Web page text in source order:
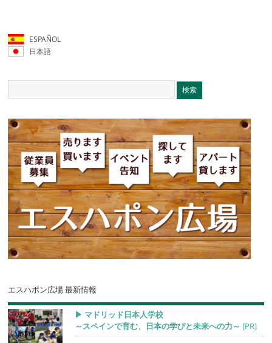
ESPAÑOL
日本語
エスハポン広場 最新情報
▶︎ マドリッド日本人学校
～スペインで育む、日本の学びと未来への力～ [PR]